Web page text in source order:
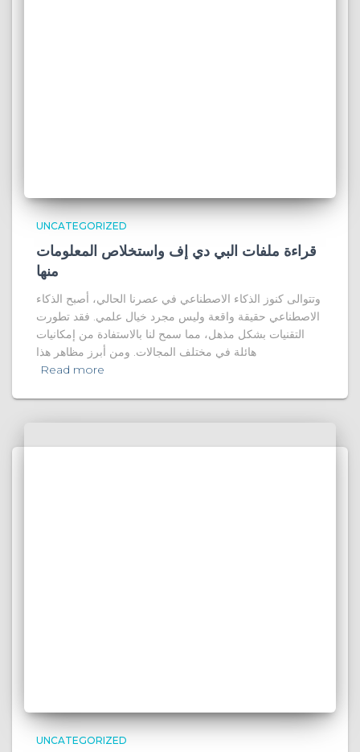
UNCATEGORIZED
قراءة ملفات البي دي إف واستخلاص المعلومات
منها
وتتوالى كنوز الذكاء الاصطناعي في عصرنا الحالي، أصبح الذكاء
الاصطناعي حقيقة واقعة وليس مجرد خيال علمي. فقد تطورت
التقنيات بشكل مذهل، مما سمح لنا بالاستفادة من إمكانيات
هائلة في مختلف المجالات. ومن أبرز مظاهر هذا
Read more
UNCATEGORIZED